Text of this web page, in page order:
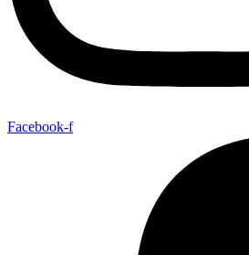
Facebook-f